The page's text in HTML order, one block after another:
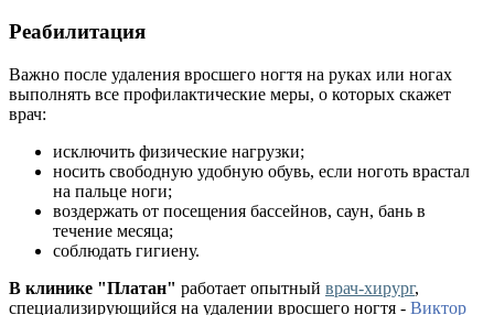
Реабилитация
Важно после удаления вросшего ногтя на руках или ногах
выполнять все профилактические меры, о которых скажет
врач:
исключить физические нагрузки;
носить свободную удобную обувь, если ноготь врастал
на пальце ноги;
воздержать от посещения бассейнов, саун, бань в
течение месяца;
соблюдать гигиену.
В клинике "Платан" работает опытный врач-хирург,
специализирующийся на удалении вросшего ногтя - Виктор